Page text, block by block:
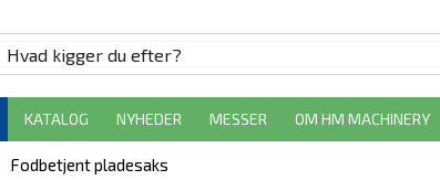
KATALOG NYHEDER MESSER OM HM MACHINERY
Fodbetjent pladesaks